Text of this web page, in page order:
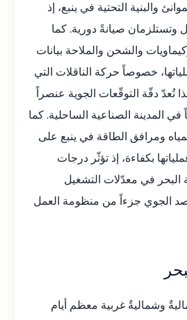
والبنية التحتية في ينبع، إذ
وتستلزمان صيانةً دورية. كما
والشحن والملاحة بيانات
خصوصاً حركة الناقلات التي
لذا تُعدّ دقّة التوقّعات الجوية عنصراً
في المدينة الصناعية الساحلية. كما
ومرافق الطاقة في ينبع على
بكفاءة، إذ تؤثّر درجات
البحر في معدّلات التشغيل
الجوي جزءاً من منظومة العمل
وشماليةٌ غربية معظم أيام